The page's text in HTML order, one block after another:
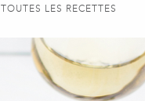
TOUTES LES RECETTES